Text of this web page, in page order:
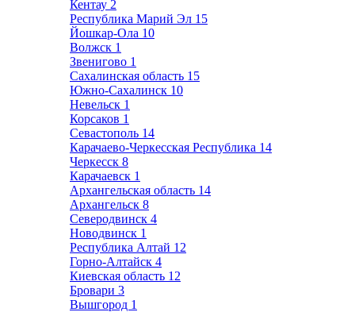
Кентау 2
Республика Марий Эл 15
Йошкар-Ола 10
Волжск 1
Звенигово 1
Сахалинская область 15
Южно-Сахалинск 10
Невельск 1
Корсаков 1
Севастополь 14
Карачаево-Черкесская Республика 14
Черкесск 8
Карачаевск 1
Архангельская область 14
Архангельск 8
Северодвинск 4
Новодвинск 1
Республика Алтай 12
Горно-Алтайск 4
Киевская область 12
Бровари 3
Вышгород 1